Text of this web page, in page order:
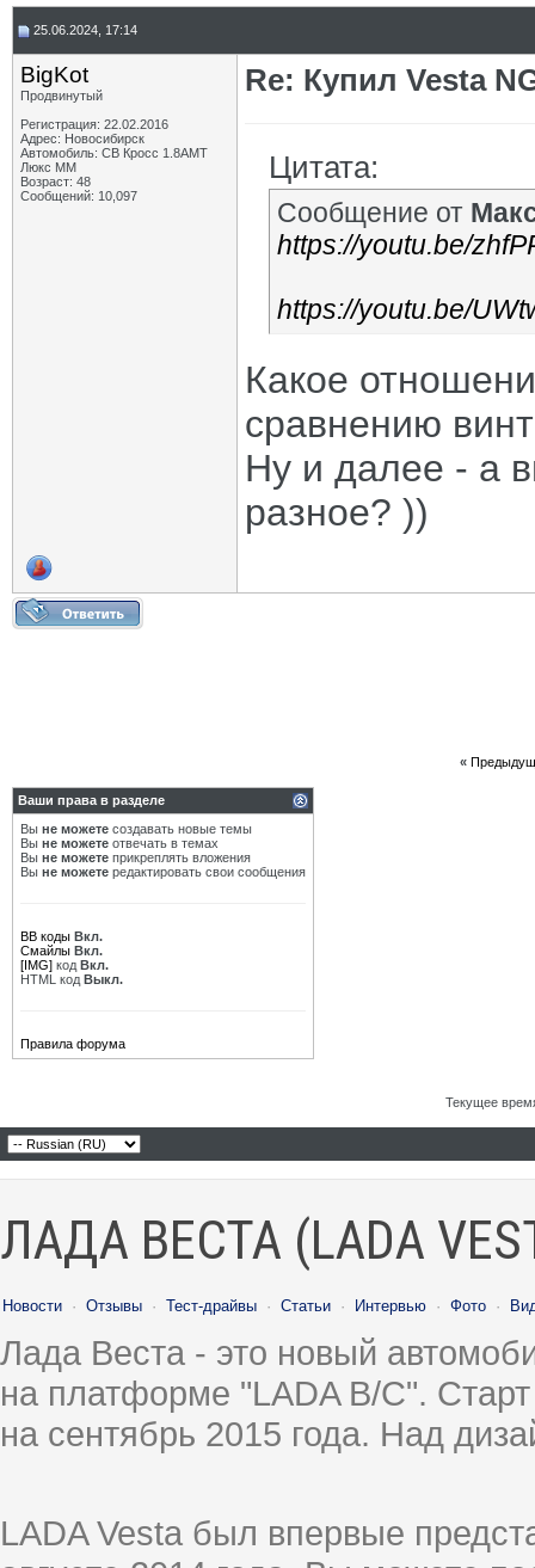
25.06.2024, 17:14
BigKot
Продвинутый
Регистрация: 22.02.2016
Адрес: Новосибирск
Автомобиль: СВ Кросс 1.8АМТ
Люкс ММ
Возраст: 48
Сообщений: 10,097
Re: Купил Vesta
Цитата:
Сообщение от
https://youtu.be/
https://youtu.be/
Какое
сравнению
Ну и далее - а
разное? ))
«
Ваши права в разделе
Вы не можете создавать новые темы
Вы не можете отвечать в темах
Вы не можете прикреплять вложения
Вы не можете редактировать свои сообщения
BB коды Вкл.
Смайлы Вкл.
[IMG] код Вкл.
HTML код Выкл.
Правила форума
Текущее
ЛАДА ВЕСТА (LADA
Новости · Отзывы · Тест-драйвы · Статьи · Интервью · Фото ·
Лада Веста - это новый
на платформе "LADA B/C".
на сентябрь 2015 года. Над
LADA Vesta был впервые